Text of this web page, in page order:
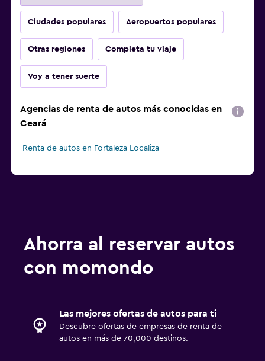
Ciudades populares Aeropuertos populares
Otras regiones Completa tu viaje
Voy a tener suerte
Agencias de renta de autos más conocidas en
Ceará
Renta de autos en Fortaleza Localiza
Ahorra al reservar autos
con momondo
Las mejores ofertas de autos para ti
Descubre ofertas de empresas de renta de
autos en más de 70,000 destinos.